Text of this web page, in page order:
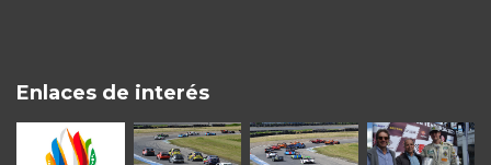
Enlaces de interés